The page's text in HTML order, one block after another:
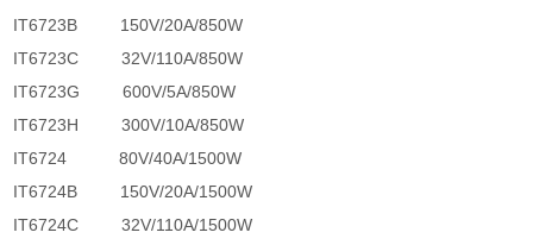
IT6723B
150V/20A/850W
IT6723C
32V/110A/850W
IT6723G
600V/5A/850W
IT6723H
300V/10A/850W
IT6724
80V/40A/1500W
IT6724B
150V/20A/1500W
IT6724C
32V/110A/1500W